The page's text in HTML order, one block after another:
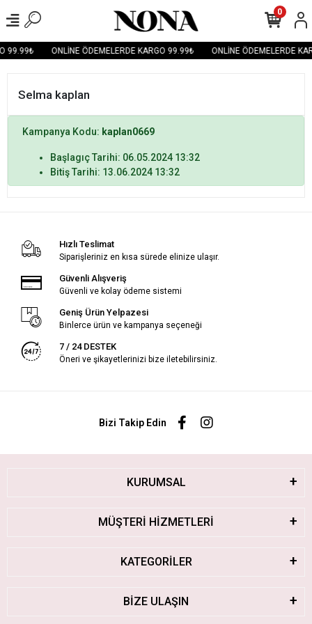
99.99₺ ONLİNE ÖDEMELERDE KARGO 99.99₺ ONLİNE ÖDEMELERDE
0
Selma kaplan
Kampanya Kodu: kaplan0669
Başlagıç Tarihi: 06.05.2024 13:32
Bitiş Tarihi: 13.06.2024 13:32
Hızlı Teslimat
Siparişleriniz en kısa sürede elinize ulaşır.
Güvenli Alışveriş
Güvenli ve kolay ödeme sistemi
Geniş Ürün Yelpazesi
Binlerce ürün ve kampanya seçeneği
7 / 24 DESTEK
Öneri ve şikayetlerinizi bize iletebilirsiniz.
Bizi Takip Edin
KURUMSAL
MÜŞTERİ HİZMETLERİ
KATEGORİLER
BİZE ULAŞIN